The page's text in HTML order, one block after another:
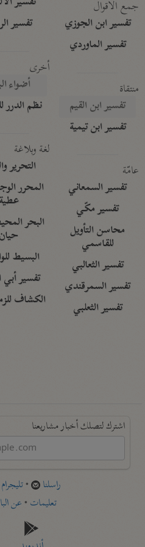
جمع الأقوال
تفسير ابن الجوزي
تفسير الماوردي
منتقاة
تفسير ابن القيم
تفسير ابن تيمية
عامّة
تفسير السمعاني
تفسير مكّي
محاسن التأويل
للقاسمي
تفسير الثعالبي
تفسير السمرقندي
تفسير الثعلبي
تفسير
أخرى
أضواء
نظم الدرر
لغة وبلاغة
التحرير
المحرر
عطية
البحر
حيان
البسيط
تفسير أبي
الكشاف
اشترك لتصلك أخبار مشاريعنا
راسلنا •تليجرام
تعليمات •عن